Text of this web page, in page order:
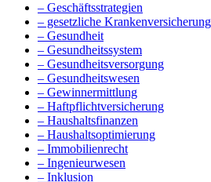
– Geschäftsstrategien
– gesetzliche Krankenversicherung
– Gesundheit
– Gesundheitssystem
– Gesundheitsversorgung
– Gesundheitswesen
– Gewinnermittlung
– Haftpflichtversicherung
– Haushaltsfinanzen
– Haushaltsoptimierung
– Immobilienrecht
– Ingenieurwesen
– Inklusion